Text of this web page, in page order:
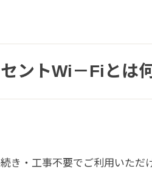
ントWi－Fiとは
き・工事不要でご利用いただ